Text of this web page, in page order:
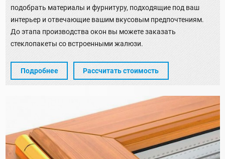
подобрать материалы и фурнитуру, подходящие под ваш
интерьер и отвечающие вашим вкусовым предпочтениям.
До этапа производства окон вы можете заказать
стеклопакеты со встроенными жалюзи.
Подробнее Рассчитать стоимость